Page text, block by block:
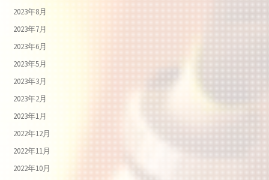
2023年8月
2023年7月
2023年6月
2023年5月
2023年3月
2023年2月
2023年1月
2022年12月
2022年11月
2022年10月